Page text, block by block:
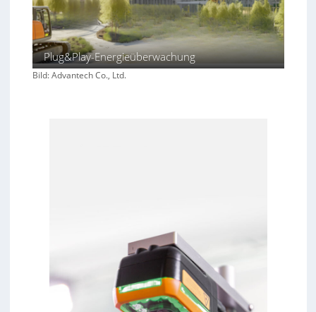
Plug&Play-Energieüberwachung
Bild: Advantech Co., Ltd.